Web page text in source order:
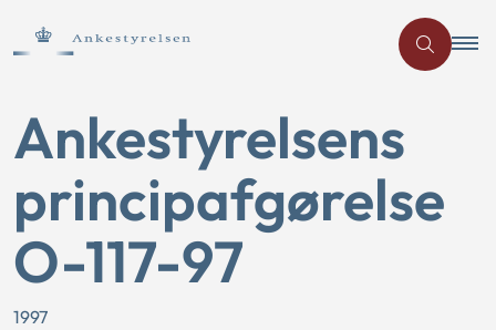
Ankestyrelsens
principafgørelse
O-117-97
1997